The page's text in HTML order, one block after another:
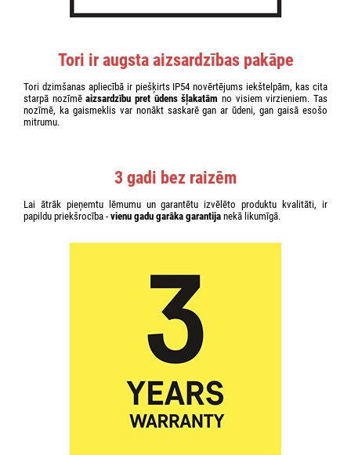
Tori ir augsta aizsardzības pakāpe
Tori dzimšanas apliecībā ir piešķirts IP54 novērtējums iekštelpām, kas cita
starpā nozīmēaizsardzību pret ūdens šļakatām no visiem virzieniem. Tas
nozīmē, ka gaismeklis var nonākt saskarē gan ar ūdeni, gan gaisā esošo
mitrumu.
3 gadi bez raizēm
Lai ātrāk pieņemtu lēmumu un garantētu izvēlēto produktu kvalitāti, ir
papildu priekšrocība - vienu gadu garāka garantija nekā likumīgā.